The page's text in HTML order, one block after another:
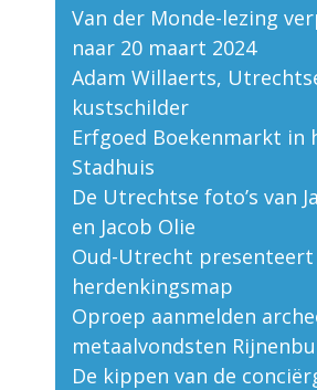
Van der Monde-lezing
naar 20 maart 2024
Adam Willaerts,
kustschilder
Erfgoed Boekenmarkt in
Stadhuis
De Utrechtse foto’s van
en Jacob Olie
Oud-Utrecht presenteert
herdenkingsmap
Oproep aanmelden
metaalvondsten
De kippen van de